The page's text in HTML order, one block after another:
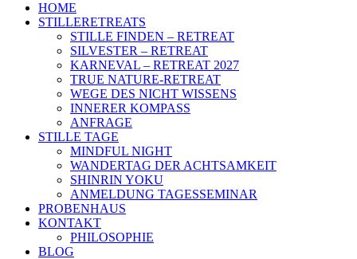
HOME
STILLERETREATS
STILLE FINDEN – RETREAT
SILVESTER – RETREAT
KARNEVAL – RETREAT 2027
TRUE NATURE-RETREAT
WEGE DES NICHT WISSENS
INNERER KOMPASS
ANFRAGE
STILLE TAGE
MINDFUL NIGHT
WANDERTAG DER ACHTSAMKEIT
SHINRIN YOKU
ANMELDUNG TAGESSEMINAR
PROBENHAUS
KONTAKT
PHILOSOPHIE
BLOG